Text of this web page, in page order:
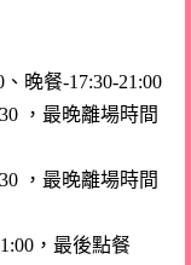
晚餐-17:30-21:00
，最晚離場時間
，最晚離場時間
，最後點餐